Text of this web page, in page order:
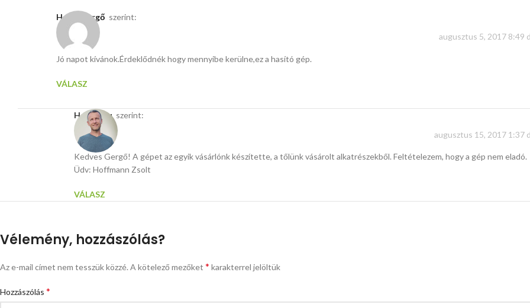
Hegyi Gergő szerint:
augusztus 5, 2017 8:49
Jó napot kívánok.Érdeklődnék hogy mennyibe kerülne,ez a hasító gép.
VÁLASZ
Hasito.hu szerint:
augusztus 15, 2017 1:37
Kedves Gergő! A gépet az egyik vásárlónk készítette, a tőlünk vásárolt alkatrészekből. Feltételezem, hogy a gép nem eladó.
Üdv: Hoffmann Zsolt
VÁLASZ
Vélemény, hozzászólás?
Az e-mail címet nem tesszük közzé. A kötelező mezőket * karakterrel jelöltük
Hozzászólás *